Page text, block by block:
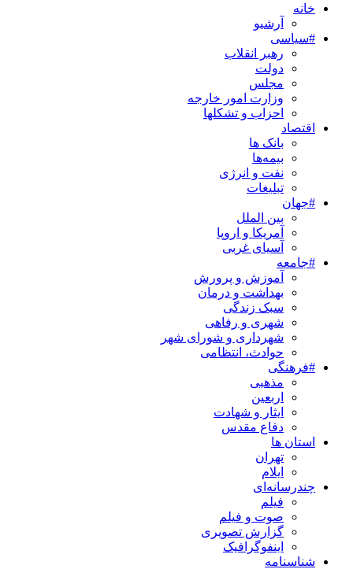
خانه
آرشیو
#سیاسی
رهبر انقلاب
دولت
مجلس
وزارت امور خارجه
احزاب و تشکلها
اقتصاد
بانک ها
بیمه‌ها
نفت و انرژی
تبلیغات
#جهان
بین الملل
آمریکا و اروپا
آسیای غربی
#جامعه
آموزش و پرورش
بهداشت و درمان
سبک زندگی
شهری و رفاهی
شهرداری و شورای شهر
حوادث، انتظامی
#فرهنگی
مذهبی
اربعین
ایثار و شهادت
دفاع مقدس
استان ها
تهران
ایلام
چندرسانه‌ای
فیلم
صوت و فیلم
گزارش تصویری
اینفوگرافیک
شناسنامه